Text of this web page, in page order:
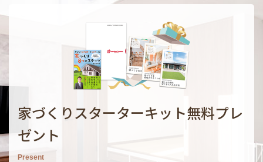
家づくりスターターキット無料プレ
ゼント
Present